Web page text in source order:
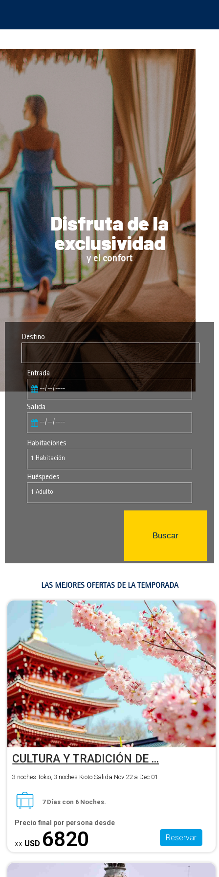
Disfruta de la
exclusividad
y el confort
Destino
Entrada
Salida
Habitaciones
Huéspedes
Buscar
LAS MEJORES OFERTAS DE LA TEMPORADA
CULTURA Y TRADICIÓN DE ...
3 noches Tokio, 3 noches Kioto Salida Nov 22 a Dec 01
7 Días con 6 Noches.
Precio final por persona desde
xx USD 6820 Reservar